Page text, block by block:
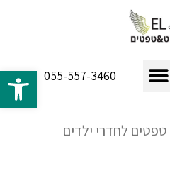
055-557-3460
טפטים לחדרי ילדים